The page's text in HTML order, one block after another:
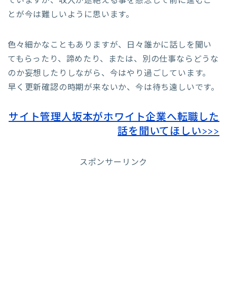
とが今は難しいように思います。
色々細かなこともありますが、日々誰かに話しを聞い
てもらったり、諦めたり、または、別の仕事ならどうな
のか妄想したりしながら、今はやり過ごしています。
早く更新確認の時期が来ないか、今は待ち遠しいです。
サイト管理人坂本がホワイト企業へ転職した
話を聞いてほしい>>>
スポンサーリンク